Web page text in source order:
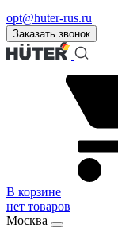
opt@huter-rus.ru
Заказать звонок
В корзине
нет товаров
Москва